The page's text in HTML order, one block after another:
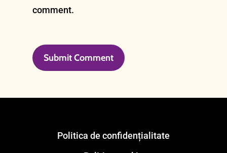
comment.
Politica de confidențialitate